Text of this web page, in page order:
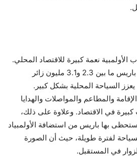
الأولمبية نعمة كبيرة للاقتصاد المحلي.
من المتوقع أن يتوافد على باريس ما بين 2.3 و3.1 مليون زائر
السياحة المحلية بشكل كبير.
والمطاعم والمواصلات والهدايا
كبيرة في الاقتصاد. وعلاوة على ذلك،
بها باريس من استضافة الأولمبياد
لفترة طويلة، حيث أن الصورة
في المستقبل.